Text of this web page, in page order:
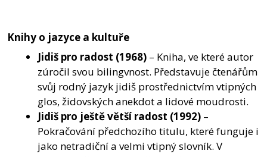
Knihy o jazyce a kultuře
Jidiš pro radost (1968) – Kniha, ve které autor
zúročil svou bilingvnost. Představuje čtenářům
svůj rodný jazyk jidiš prostřednictvím vtipných
glos, židovských anekdot a lidové moudrosti.
Jidiš pro ještě větší radost (1992) –
Pokračování předchozího titulu, které funguje i
jako netradiční a velmi vtipný slovník. V